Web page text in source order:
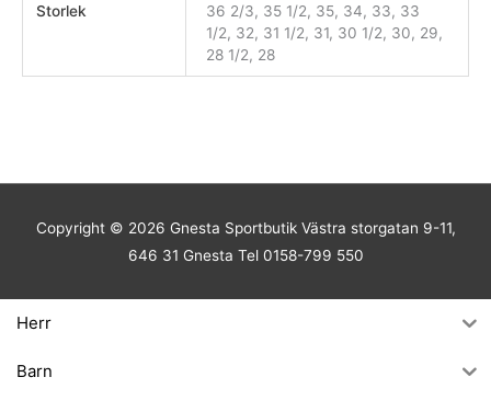
Storlek
36 2/3, 35 1/2, 35, 34, 33, 33
1/2, 32, 31 1/2, 31, 30 1/2, 30, 29,
28 1/2, 28
Copyright © 2026 Gnesta SportbutikVästra storgatan 9-11,
646 31 Gnesta Tel 0158-799 550
Herr
Barn